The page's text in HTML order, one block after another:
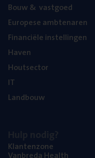
Bouw& vastgoed
Euro­pe­se ambtenaren
Finan­ci­ë­le instellingen
Haven
Hout­sec­tor
IT
Land­bouw
Klan­ten­zo­ne
Van­b­re­da Health